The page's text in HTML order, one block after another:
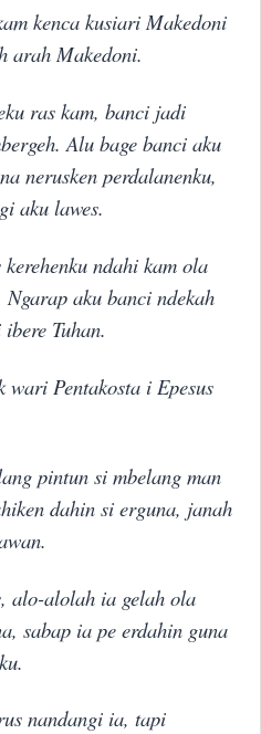
kenca kusiari Makedoni
arah Makedoni.
ras kam, banci jadi
Alu bage banci aku
nerusken perdalanenku,
aku lawes.
ndahi kam ola
aku banci ndekah
Tuhan.
wari Pentakosta i Epesus
pintun si mbelang man
dahin si erguna, janah
alo-alolah ia gelah ola
sabap ia pe erdahin guna
nandangi ia, tapi